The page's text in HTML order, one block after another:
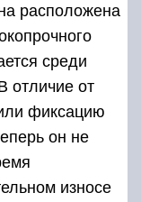
расположена
среди
отличие от
фиксацию
он не
износе